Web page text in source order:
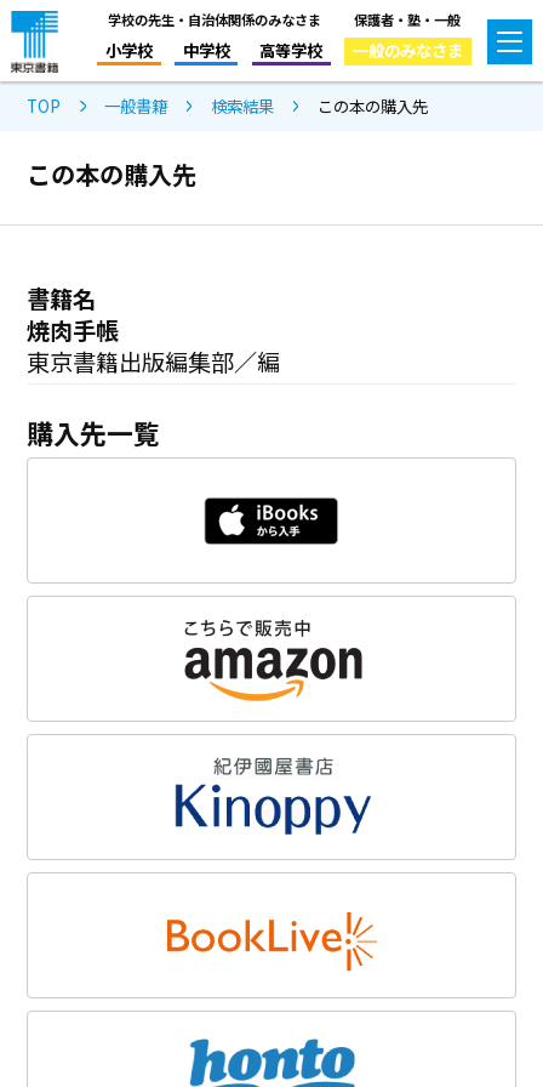
学校の先生・自治体関係のみなさま
小学校 中学校 高等学校
保護者・塾・一般
一般のみなさま
TOP 一般書籍 検索結果 この本の購入先
この本の購入先
書籍名
焼肉手帳
東京書籍出版編集部／編
購入先一覧